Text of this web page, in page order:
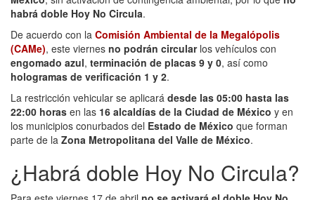
habrá doble Hoy No Circula.
De acuerdo con la Comisión Ambiental de la Megalópolis
(CAMe), este viernes no podrán circularlos vehículos con
engomado azul, terminación de placas 9 y 0, así como
hologramas de verificación 1 y 2.
La restricción vehicular se aplicará desde las 05:00 hasta las
22:00 horas en las 16 alcaldías de la Ciudad de México y en
los municipios conurbados del Estado de México que forman
parte de la Zona Metropolitana del Valle de México.
¿Habrá doble Hoy No Circula?